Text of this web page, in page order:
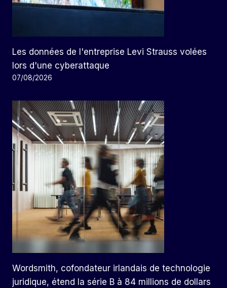
Les données de l'entreprise Levi Strauss volées
lors d'une cyberattaque
07/08/2026
Wordsmith, cofondateur irlandais de technologie
juridique, étend la série B à 84 millions de dollars